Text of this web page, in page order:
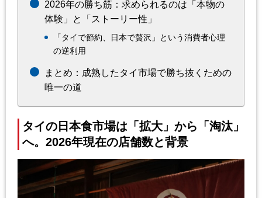
2026年の勝ち筋：求められるのは「本物の
体験」と「ストーリー性」
「タイで節約、日本で贅沢」という消費者心理
の逆利用
まとめ：成熟したタイ市場で勝ち抜くための
唯一の道
タイの日本食市場は「拡大」から「淘汰」
へ。2026年現在の店舗数と背景